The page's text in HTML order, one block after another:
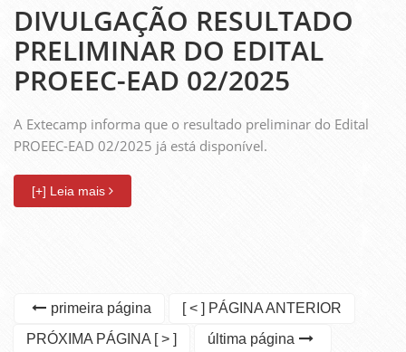
DIVULGAÇÃO RESULTADO
PRELIMINAR DO EDITAL
PROEEC-EAD 02/2025
A Extecamp informa que o resultado preliminar do Edital
PROEEC-EAD 02/2025 já está disponível.
[+] Leia mais
primeira página
[ < ] PÁGINA ANTERIOR
PRÓXIMA PÁGINA [ > ]
última página